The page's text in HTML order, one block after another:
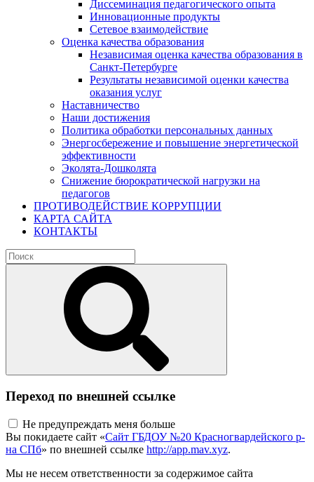
Диссеминация педагогического опыта
Инновационные продукты
Сетевое взаимодействие
Оценка качества образования
Независимая оценка качества образования в
Санкт-Петербурге
Результаты независимой оценки качества
оказания услуг
Наставничество
Наши достижения
Политика обработки персональных данных
Энергосбережение и повышение энергетической
эффективности
Эколята-Дошколята
Снижение бюрократической нагрузки на
педагогов
ПРОТИВОДЕЙСТВИЕ КОРРУПЦИИ
КАРТА САЙТА
КОНТАКТЫ
Переход по внешней ссылке
Не предупреждать меня больше
Вы покидаете сайт «Сайт ГБДОУ №20 Красногвардейского р-
на СПб» по внешней ссылке http://app.mav.xyz.
Мы не несем ответственности за содержимое сайта